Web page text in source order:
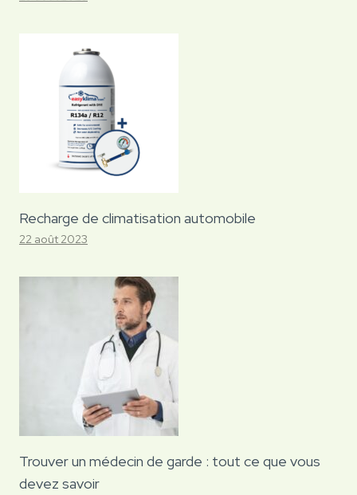
Recharge de climatisation automobile
22 août 2023
Trouver un médecin de garde : tout ce que vous
devez savoir